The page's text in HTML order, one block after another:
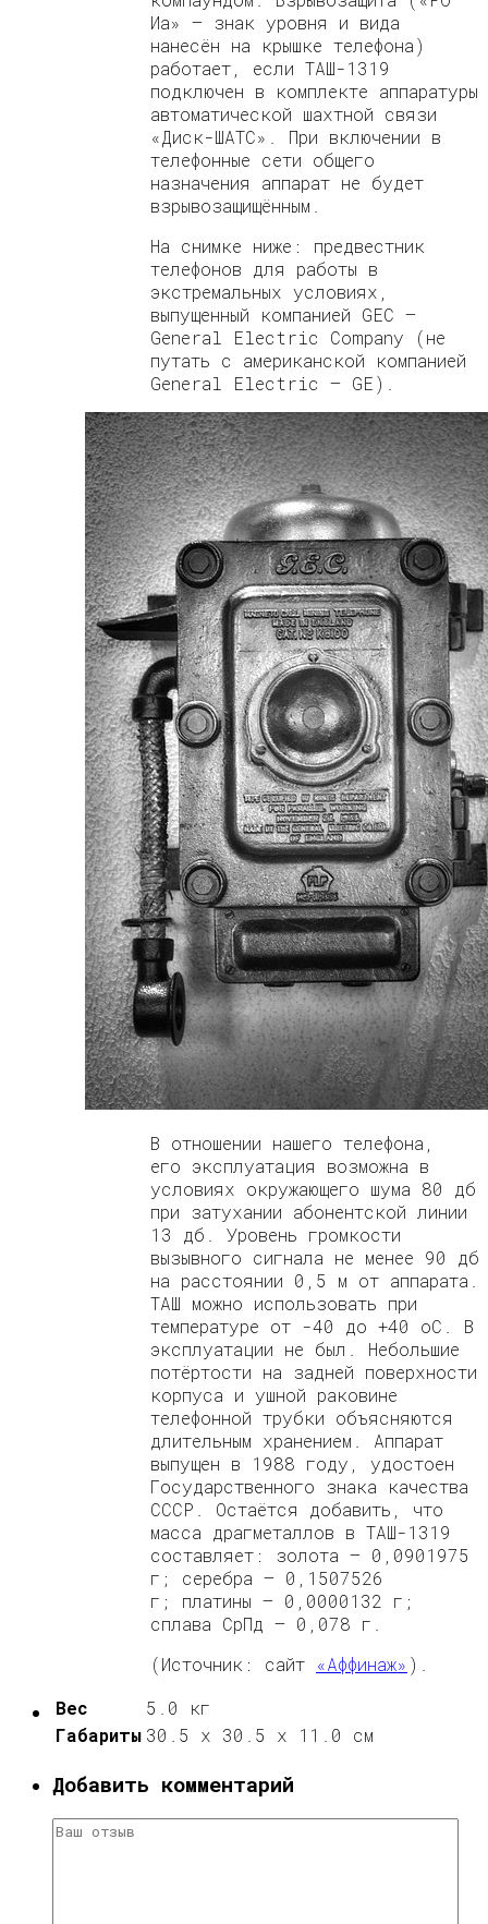
Иа» — знак уровня и вида
нанесён на крышке телефона)
работает, если ТАШ-1319
подключен в комплекте аппаратуры
автоматической шахтной связи
«Диск-ШАТС». При включении в
телефонные сети общего
назначения аппарат не будет
взрывозащищённым.
На снимке ниже: предвестник
телефонов для работы в
экстремальных условиях,
выпущенный компанией GEC —
General Electric Company (не
путать с американской компанией
General Electric — GE).
В отношении нашего телефона,
его эксплуатация возможна в
условиях окружающего шума 80 дб
при затухании абонентской линии
13 дб. Уровень громкости
вызывного сигнала не менее 90 дб
на расстоянии 0,5 м от аппарата.
ТАШ можно использовать при
температуре от -40 до +40 оС. В
эксплуатации не был. Небольшие
потёртости на задней поверхности
корпуса и ушной раковине
телефонной трубки объясняются
длительным хранением. Аппарат
выпущен в 1988 году, удостоен
Государственного знака качества
СССР. Остаётся добавить, что
масса драгметаллов в ТАШ-1319
составляет: золота — 0,0901975
г; серебра — 0,1507526
г; платины — 0,0000132 г;
сплава СрПд — 0,078 г.
(Источник: сайт «Аффинаж» ).
Вес
5.0 кг
Габариты 30.5 x 30.5 x 11.0 cм
Добавить комментарий